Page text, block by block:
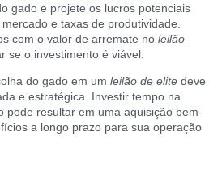
gado e projete os lucros potenciais
e taxas de produtividade.
com o valor de arremate no leilão
se o investimento é viável.
do gado em um leilão de elite deve
e estratégica. Investir tempo na
pode resultar em uma aquisição bem-
a longo prazo para sua operação